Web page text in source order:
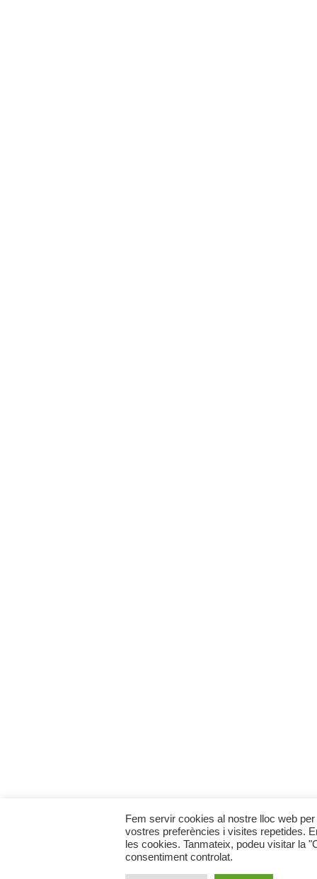
Fem servir cookies al nostre lloc web
vostres preferències i visites repetides.
les cookies. Tanmateix, podeu visitar la
consentiment controlat.